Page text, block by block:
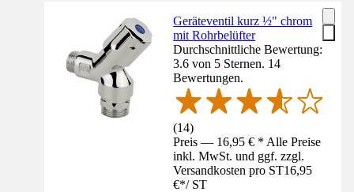
Geräteventil kurz ½" chrom
mit Rohrbelüfter
Durchschnittliche Bewertung:
3.6 von 5 Sternen. 14
Bewertungen.
(14)
Preis — 16,95 € * Alle Preise
inkl. MwSt. und ggf. zzgl.
Versandkosten pro ST16,95
€*/ ST